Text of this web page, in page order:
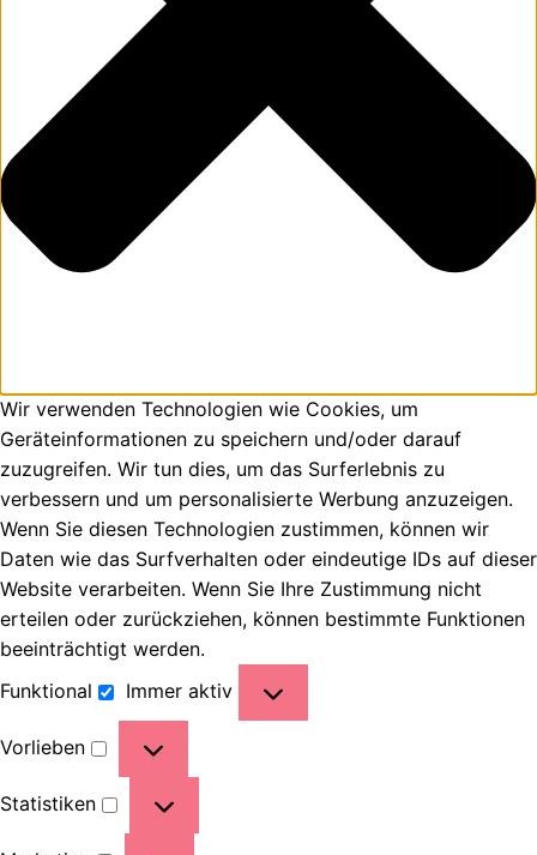
Wir verwenden Technologien wie Cookies, um
Geräteinformationen zu speichern und/oder darauf
zuzugreifen. Wir tun dies, um das Surferlebnis zu
verbessern und um personalisierte Werbung anzuzeigen.
Wenn Sie diesen Technologien zustimmen, können wir
Daten wie das Surfverhalten oder eindeutige IDs auf dieser
Website verarbeiten. Wenn Sie Ihre Zustimmung nicht
erteilen oder zurückziehen, können bestimmte Funktionen
beeinträchtigt werden.
Funktional
Immer aktiv
Vorlieben
Statistiken